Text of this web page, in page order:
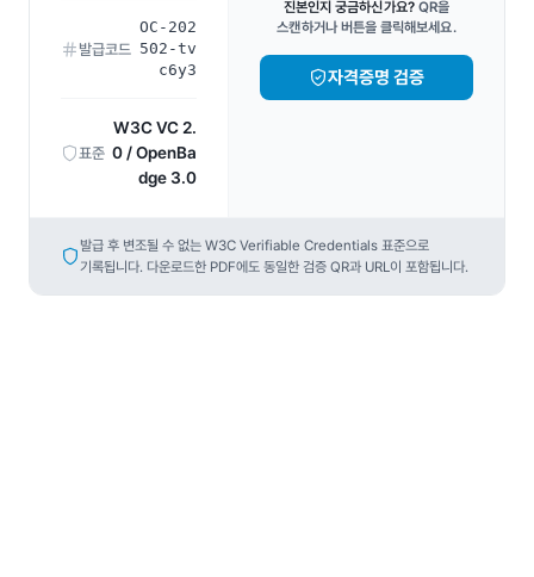
발급코드
OC-202
502-tv
c6y3
표준
W3C VC 2.
0 / OpenBa
dge 3.0
진본인지 궁금하신가요? QR을
스캔하거나 버튼을 클릭해보세요.
자격증명 검증
발급 후 변조될 수 없는 W3C Verifiable Credentials 표준으로
기록됩니다. 다운로드한 PDF에도 동일한 검증 QR과 URL이 포함됩니다.